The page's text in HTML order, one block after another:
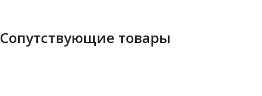
Сопутствующие товары